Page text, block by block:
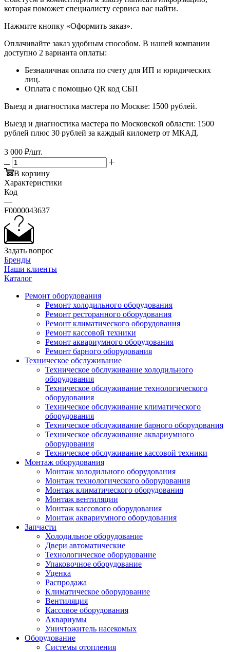
которая поможет специалисту сервиса вас найти.
​​​​​​​Нажмите кнопку «Оформить заказ».
Оплачивайте заказ удобным способом. В нашей компании
доступно 2 варианта оплаты:
Безналичная оплата по счету для ИП и юридических
лиц.
Оплата с помощью QR код СБП
Выезд и диагностика мастера по Москве: 1500 рублей.
Выезд и диагностика мастера по Московской области: 1500
рублей плюс 30 рублей за каждый километр от МКАД.
3 000 ₽/шт.
В корзину
Характеристики
Код
—
F0000043637
Задать вопрос
Бренды
Наши клиенты
Каталог
Ремонт оборудования
Ремонт холодильного оборудования
Ремонт ресторанного оборудования
Ремонт климатического оборудования
Ремонт кассовой техники
Ремонт аквариумного оборудования
Ремонт барного оборудования
Техническое обслуживание
Техническое обслуживание холодильного
оборудования
Техническое обслуживание технологического
оборудования
Техническое обслуживание климатического
оборудования
Техническое обслуживание барного оборудования
Техническое обслуживание аквариумного
оборудования
Техническое обслуживание кассовой техники
Монтаж оборудования
Монтаж холодильного оборудования
Монтаж технологического оборудования
Монтаж климатического оборудования
Монтаж вентиляции
Монтаж кассового оборудования
Монтаж аквариумного оборудования
Запчасти
Холодильное оборудование
Двери автоматические
Технологическое оборудование
Упаковочное оборудование
Уценка
Распродажа
Климатическое оборудование
Вентиляция
Кассовое оборудования
Аквариумы
Уничтожитель насекомых
Оборудование
Системы отопления